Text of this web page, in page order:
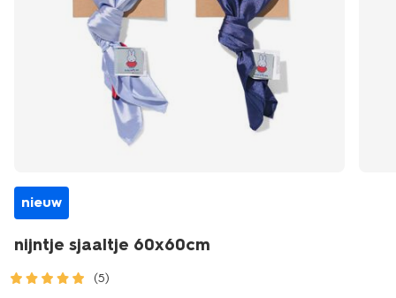
nieuw
nijntje sjaaltje 60x60cm
(5)